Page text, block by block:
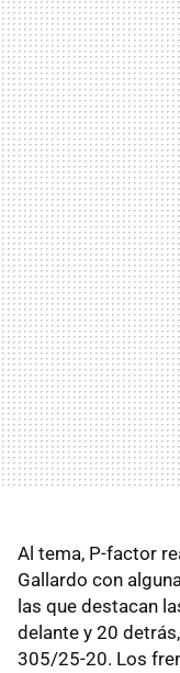
Al tema, P-factor
Gallardo con
las que destacan
delante y 20
305/25-20. Los